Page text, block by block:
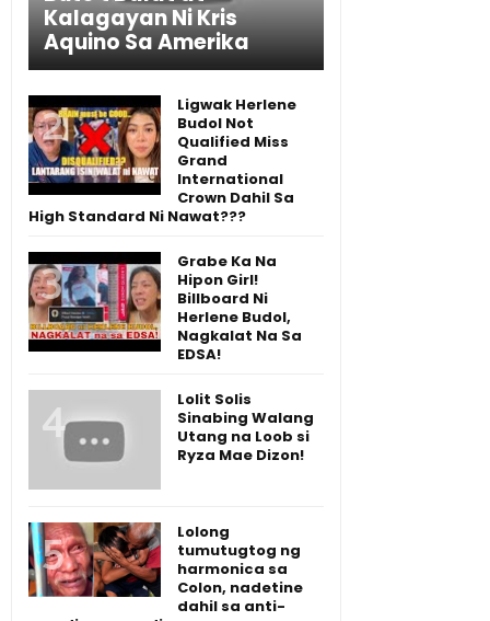
Kalagayan Ni Kris
Aquino Sa Amerika
Ligwak Herlene
Budol Not
Qualified Miss
Grand
International
Crown Dahil Sa
High Standard Ni Nawat???
Grabe Ka Na
Hipon Girl!
Billboard Ni
Herlene Budol,
Nagkalat Na Sa
EDSA!
Lolit Solis
Sinabing Walang
Utang na Loob si
Ryza Mae Dizon!
Lolong
tumutugtog ng
harmonica sa
Colon, nadetine
dahil sa anti-